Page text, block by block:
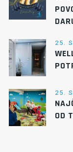
25.
25.
OD